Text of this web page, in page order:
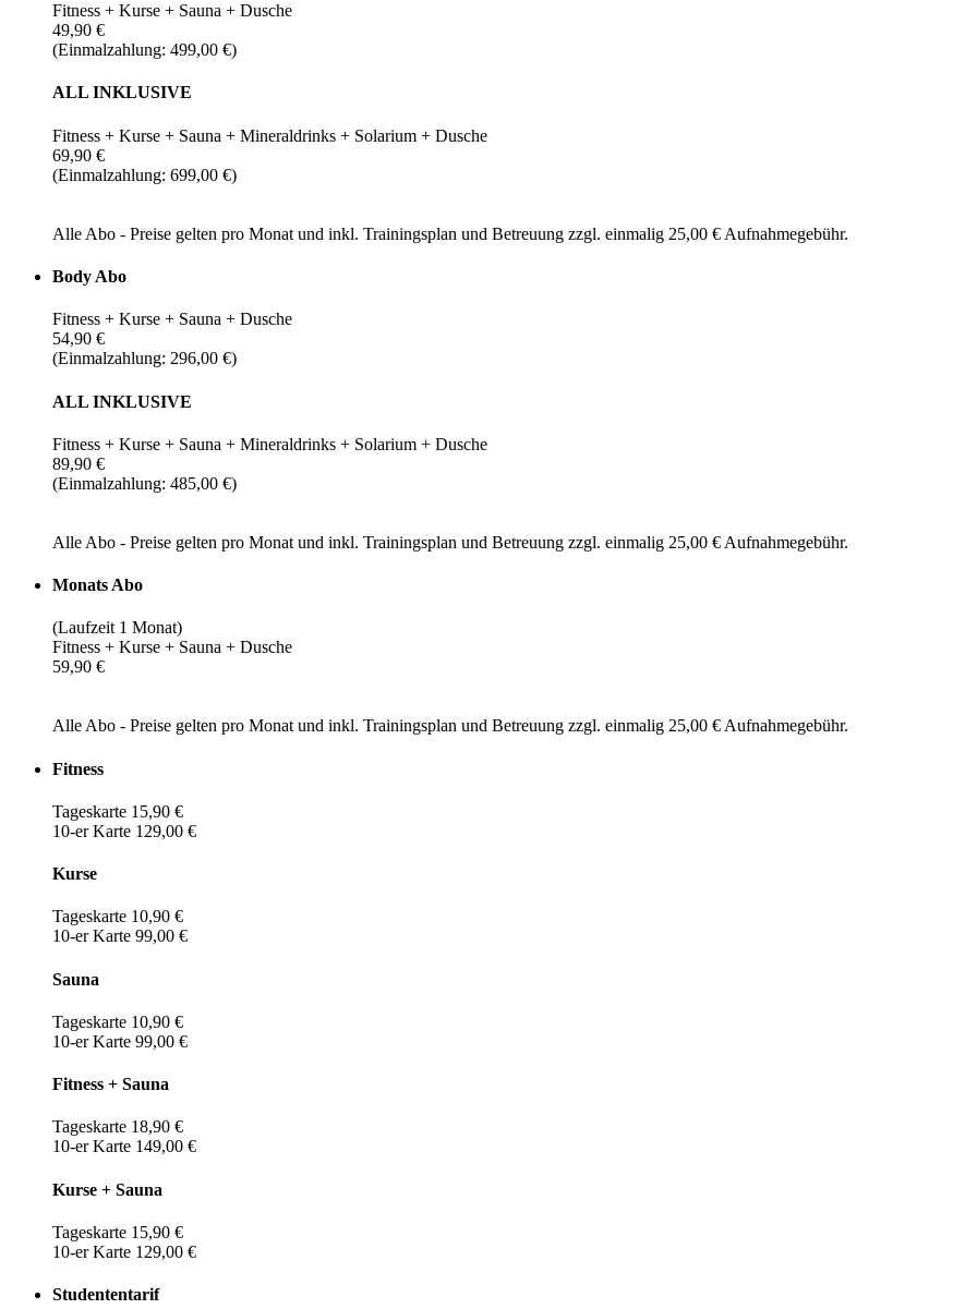
Fitness + Kurse + Sauna + Dusche
49,90 €
(Einmalzahlung: 499,00 €)
ALL INKLUSIVE
Fitness + Kurse + Sauna + Mineraldrinks + Solarium + Dusche
69,90 €
(Einmalzahlung: 699,00 €)
Alle Abo - Preise gelten pro Monat und inkl. Trainingsplan und Betreuung zzgl. einmalig 25,00 € Aufnahmegebühr.
Body Abo
Fitness + Kurse + Sauna + Dusche
54,90 €
(Einmalzahlung: 296,00 €)
ALL INKLUSIVE
Fitness + Kurse + Sauna + Mineraldrinks + Solarium + Dusche
89,90 €
(Einmalzahlung: 485,00 €)
Alle Abo - Preise gelten pro Monat und inkl. Trainingsplan und Betreuung zzgl. einmalig 25,00 € Aufnahmegebühr.
Monats Abo
(Laufzeit 1 Monat)
Fitness + Kurse + Sauna + Dusche
59,90 €
Alle Abo - Preise gelten pro Monat und inkl. Trainingsplan und Betreuung zzgl. einmalig 25,00 € Aufnahmegebühr.
Fitness
Tageskarte 15,90 €
10-er Karte 129,00 €
Kurse
Tageskarte 10,90 €
10-er Karte 99,00 €
Sauna
Tageskarte 10,90 €
10-er Karte 99,00 €
Fitness + Sauna
Tageskarte 18,90 €
10-er Karte 149,00 €
Kurse + Sauna
Tageskarte 15,90 €
10-er Karte 129,00 €
Studententarif